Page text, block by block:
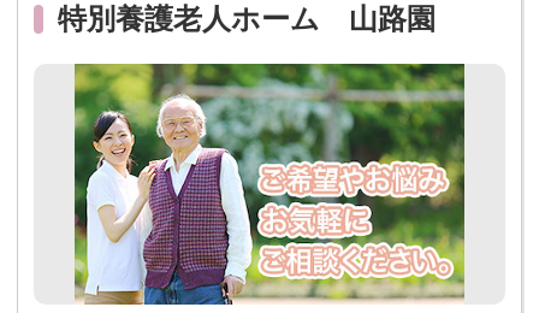
特別養護老人ホーム 山路園